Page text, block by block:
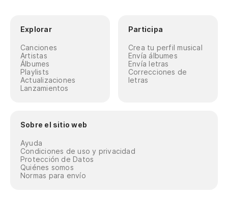
Explorar
Canciones
Artistas
Álbumes
Playlists
Actualizaciones
Lanzamientos
Participa
Crea tu perfil musical
Envía álbumes
Envía letras
Correcciones de
letras
Sobre el sitio web
Ayuda
Condiciones de uso y privacidad
Protección de Datos
Quiénes somos
Normas para envío